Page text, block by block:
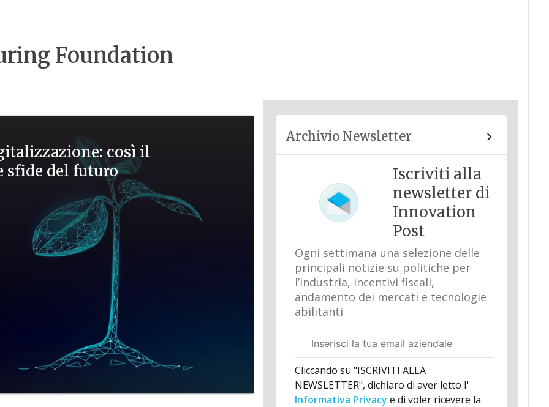
Foundation
così il
sfide del futuro
Archivio Newsletter
Iscriviti alla
newsletter di
Innovation
Post
Ogni settimana una selezione delle
principali notizie su politiche per
l’industria, incentivi fiscali,
andamento dei mercati e tecnologie
abilitanti
aziendale
Cliccando su "ISCRIVITI ALLA
NEWSLETTER", dichiaro di aver letto l'
Informativa Privacy e di voler ricevere la